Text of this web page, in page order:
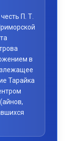
П. Т.
в
Тарайка